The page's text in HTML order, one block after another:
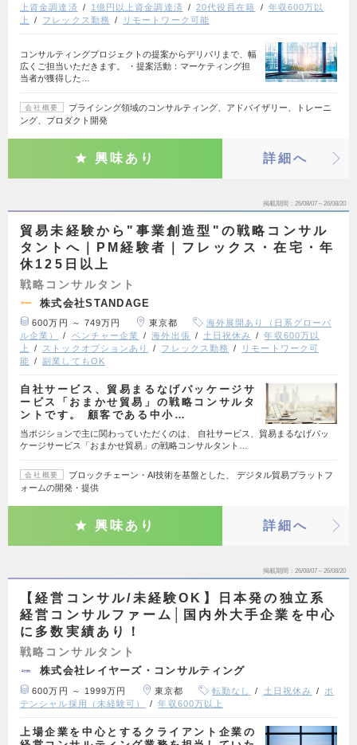
上資金調達済
1億円以上資金調達済 20代役員在籍
年収600万以
上
フレックス勤務 リモートワーク可能
コンサルティングプロジェクトの提案からデリバリまで、幅
広くご担当いただきます。 ・提案活動：マーケティング担
当者が獲得した…
会社概要
プライシング領域のコンサルティング、アドバイザリー、トレーニ
ング、プロダクト開発
興味あり 詳細へ
掲載期間 26/08/07～26/08/20
貿易未経験から"事業創造型"の戦略コンサル
タントへ｜PM経験者｜フレックス・在宅・年
休125日以上
戦略コンサルタント
株式会社STANDAGE
600万円 ～ 749万円 東京都
海外展開あり（日系グローバ
ル企業）
ベンチャー企業 海外出張 土日祝休み
年収600万以
上
ストックオプションあり フレックス勤務
リモートワーク可
能
副業してもOK
自社サービス、貿易まるなげパッケージサ
ービス「おまかせ貿易」の戦略コンサルタ
ントです。 顧客である中小…
当ポジションで主に関わっていただくのは、 自社サービス、貿易まるなげパッ
ケージサービス「おまかせ貿易」の戦略コンサルタント…
会社概要
ブロックチェーン・AI技術を基盤とした、 デジタル貿易プラットフ
ォームの開発・提供
興味あり 詳細へ
掲載期間 26/08/07～26/08/20
【経営コンサル/未経験OK】日本発の独立系
経営コンサルファーム│国内外大手企業を中心
に多数実績あり！
戦略コンサルタント
株式会社レイヤーズ・コンサルティング
600万円 ～ 1999万円 東京都 転勤なし 土日祝休み
ポ
テンシャル採用（未経験可）
年収600万以上
上場企業を中心とするクライアント企業の